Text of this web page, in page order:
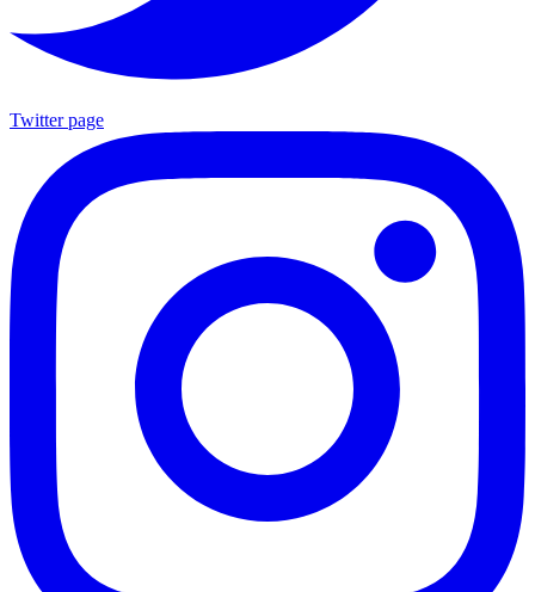
Twitter page